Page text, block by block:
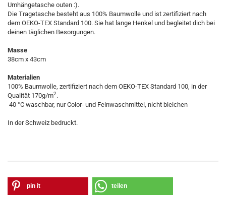
Umhängetasche outen :).
Die Tragetasche besteht aus 100% Baumwolle und ist zertifiziert nach
dem OEKO-TEX Standard 100. Sie hat lange Henkel und begleitet dich bei
deinen täglichen Besorgungen.
Masse
38cm x 43cm
Materialien
100% Baumwolle, zertifiziert nach dem OEKO-TEX Standard 100, in der
Qualität 170g/m2.
40 °C waschbar, nur Color- und Feinwaschmittel, nicht bleichen
In der Schweiz bedruckt.
pin it teilen